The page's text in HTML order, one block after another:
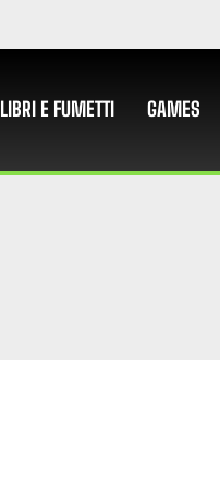
LIBRI E FUMETTI GAMES